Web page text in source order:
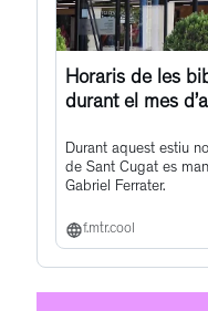
Horaris de les
durant el mes
Durant aquest estiu
de Sant Cugat es
Gabriel Ferrater.
f.mtr.cool